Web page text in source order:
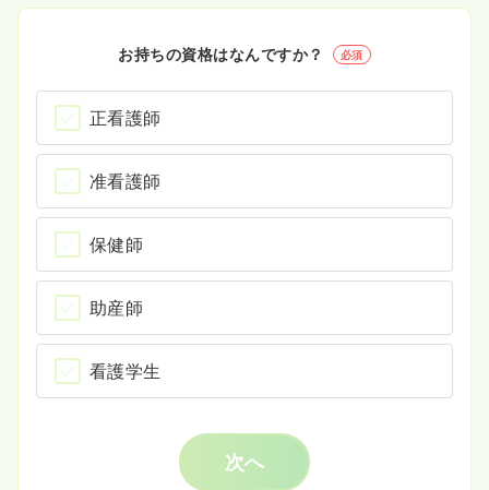
お持ちの資格はなんですか？ 必須
正看護師
准看護師
保健師
助産師
看護学生
次へ